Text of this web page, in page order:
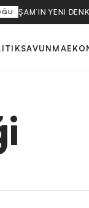
ŞAM’IN YENI
SAVUNMA